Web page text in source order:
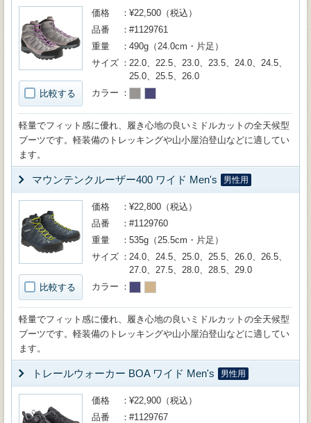
比較する
価格
¥22,500（税込）
品番
#1129761
重量
490g（24.0cm・片足）
サイズ
22.0、22.5、23.0、23.5、24.0、24.5、
25.0、25.5、26.0
カラー
軽量でフィット感に優れ、履き心地の良いミドルカットの全天候型
ブーツです。軽装備のトレッキングや山小屋泊登山などに適してい
ます。
マウンテンクルーザー400 ワイド Men's 男性用
比較する
価格
¥22,800（税込）
品番
#1129760
重量
535g（25.5cm・片足）
サイズ
24.0、24.5、25.0、25.5、26.0、26.5、
27.0、27.5、28.0、28.5、29.0
カラー
軽量でフィット感に優れ、履き心地の良いミドルカットの全天候型
ブーツです。軽装備のトレッキングや山小屋泊登山などに適してい
ます。
トレールウォーカー BOA ワイド Men's 男性用
価格
¥22,900（税込）
品番
#1129767